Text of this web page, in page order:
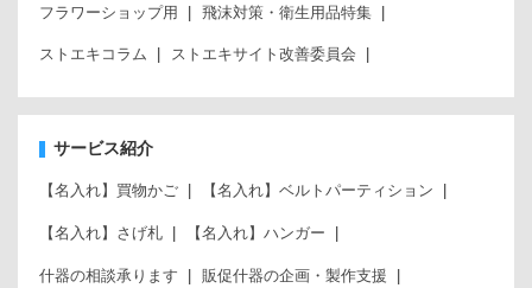
フラワーショップ用 飛沫対策・衛生用品特集
ストエキコラム ストエキサイト改善委員会
サービス紹介
【名入れ】買物かご 【名入れ】ベルトパーティション
【名入れ】さげ札 【名入れ】ハンガー
什器の相談承ります 販促什器の企画・製作支援